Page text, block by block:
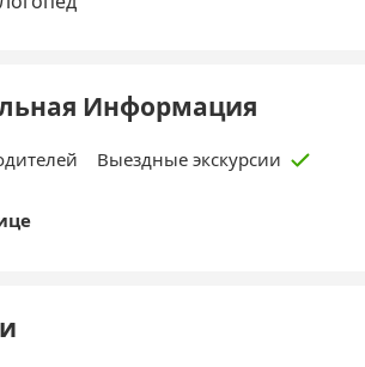
Информация
Выездные экскурсии